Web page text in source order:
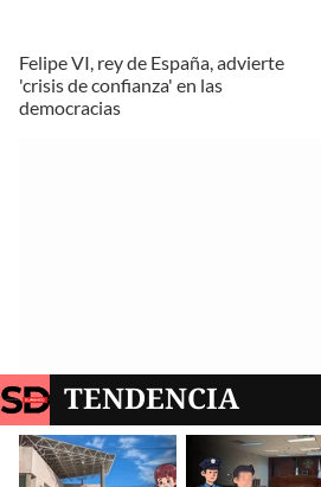
Felipe VI, rey de España, advierte
'crisis de confianza' en las
democracias
TENDENCIA